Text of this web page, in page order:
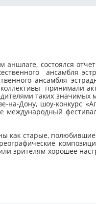
сос­то­ял­ся
ан­сам­бля
ан­сам­бля
при­нима­ли
та­ких зна­чимых
на-До­ну, шоу-кон­курс
меж­ду­народ­ный
ста­рые,
зри­телям хо­рошее